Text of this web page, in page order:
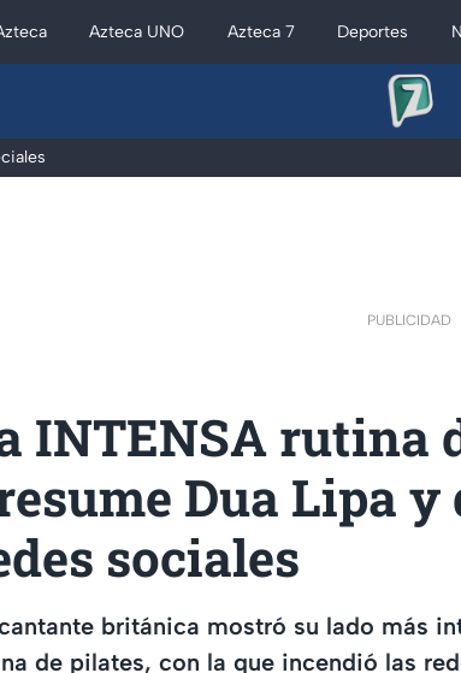
Azteca UNO Azteca 7 Deportes
PUBLICIDAD
INTENSA rutina
Dua Lipa y
sociales
británica mostró su lado más
de pilates, con la que incendió las